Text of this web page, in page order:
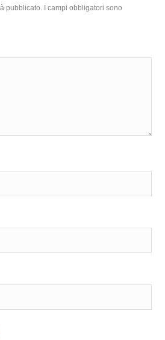
pubblicato.
I campi obbligatori sono